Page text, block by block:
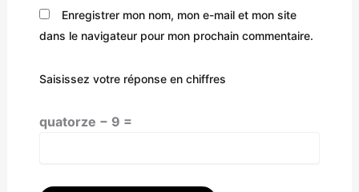
Enregistrer mon nom, mon e-mail et mon site
dans le navigateur pour mon prochain commentaire.
Saisissez votre réponse en chiffres
quatorze − 9 =